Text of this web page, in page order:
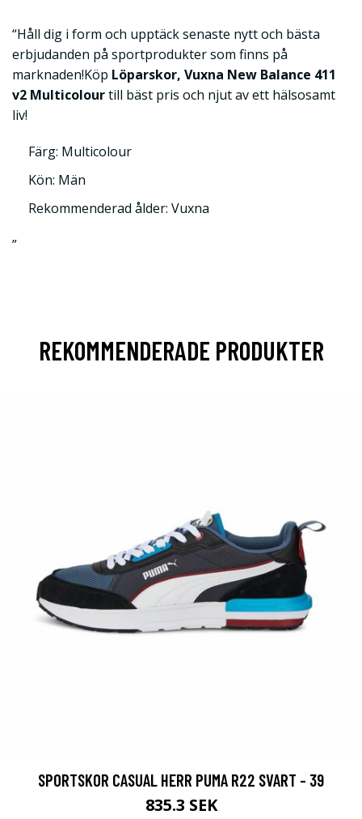
“Håll dig i form och upptäck senaste nytt och bästa
erbjudanden på sportprodukter som finns på
marknaden!Köp Löparskor, Vuxna New Balance 411
v2 Multicolourtill bäst pris och njut av ett hälsosamt
liv!
Färg: Multicolour
Kön: Män
Rekommenderad ålder: Vuxna
”
REKOMMENDERADE PRODUKTER
SPORTSKOR CASUAL HERR PUMA R22 SVART - 39
835.3 SEK